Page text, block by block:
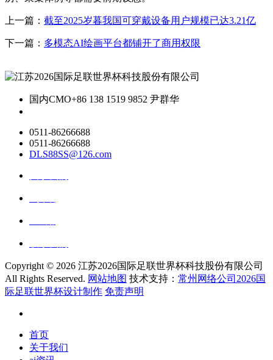
上一篇： 截至2025岁暮我国可穿戴设备用户规模已达3.21亿
下一篇： 多模态AI绘画平台都铺开了商用权限
国内CMO+86 138 1519 9852 尹群华
0511-86266688
0511-86266688
DLS88SS@126.com
Copyright © 2026 江苏2026国际足联世界杯科技股份有限公司
All Rights Reserved. 网站地图 技术支持： 常州网络公司2026国
际足联世界杯设计制作 免责声明
首页
关于我们